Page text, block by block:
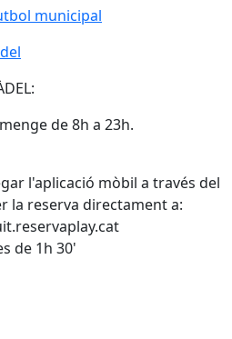
municipal
municipal
de 8h a 23h.
l'aplicació mòbil a través del
la reserva directament a:
de 1h 30'